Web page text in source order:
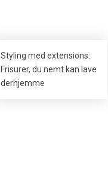
Styling med extensions:
Frisurer, du nemt kan lave
derhjemme